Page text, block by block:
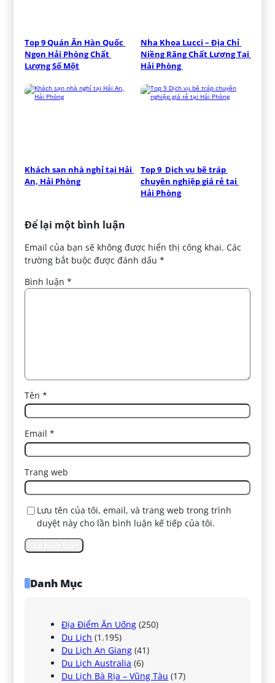
Top 9 Quán Ăn Hàn Quốc
Ngon Hải Phòng Chất
Lượng Số Một
Nha Khoa Lucci – Địa Chỉ
Niềng Răng Chất Lượng Tại
Hải Phòng
Khách sạn nhà nghỉ tại Hải
An, Hải Phòng
Top 9  Dịch vụ bê tráp
chuyên nghiệp giá rẻ tại
Hải Phòng
Để lại một bình luận
Email của bạn sẽ không được hiển thị công khai. Các
trường bắt buộc được đánh dấu*
Bình luận*
Tên*
Email*
Trang web
Lưu tên của tôi, email, và trang web trong trình
duyệt này cho lần bình luận kế tiếp của tôi.
Danh Mục
Địa Điểm Ăn Uống (250)
Du Lịch (1.195)
Du Lịch An Giang (41)
Du Lịch Australia (6)
Du Lịch Bà Rịa – Vũng Tàu (17)